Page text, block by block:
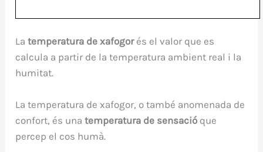
La temperatura de xafogorés el valor que es
calcula a partir de la temperatura ambient real i la
humitat.
La temperatura de xafogor, o també anomenada de
confort, és unatemperatura de sensació que
percep el cos humà.